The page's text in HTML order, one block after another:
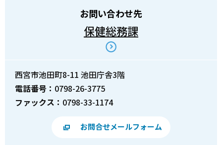
お問い合わせ先
保健総務課
西宮市池田町8-11 池田庁舎3階
電話番号： 0798-26-3775
ファックス： 0798-33-1174
お問合せメールフォーム